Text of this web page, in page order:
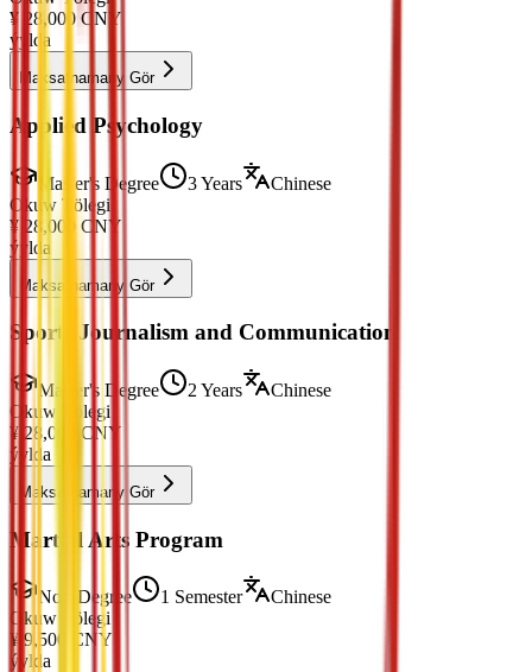
¥ 28,000 CNY
ýylda
Maksatnamany Gör
Applied Psychology
Master's Degree 3 Years
Chinese
Okuw Tölegi
¥ 28,000
CNY
ýylda
Maksatnamany Gör
Sports Journalism and Communication
Master's Degree 2 Years
Chinese
Okuw Tölegi
¥ 28,000
CNY
ýylda
Maksatnamany Gör
Martial Arts Program
Non-Degree 1 Semester
Chinese
Okuw Tölegi
¥ 9,500
CNY
ýylda